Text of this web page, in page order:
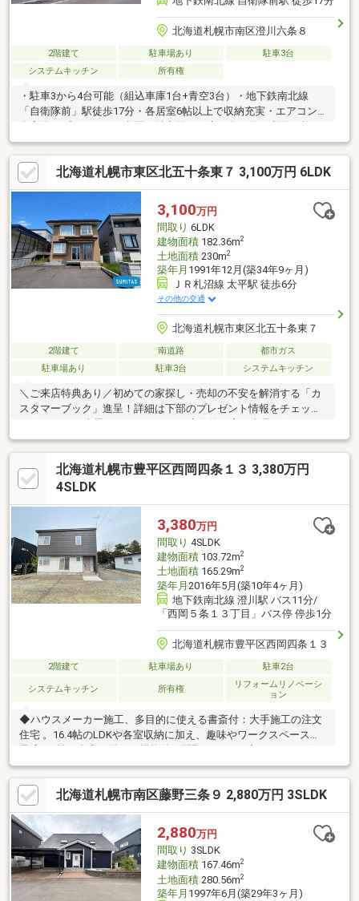
北海道札幌市南区澄川六条８
2階建て 駐車場あり
駐車3台
システムキッチン
所有権
・駐車3から4台可能（組込車庫1台+青空3台）・地下鉄南北線
「自衛隊前」駅徒歩17分・各居室6帖以上で収納充実・エアコン4
台完備・プライベート空間が魅力的なお庭は多目的に利用可能
【令和4年2月リフォーム内容】外壁・屋根塗装、全室・壁天井ク
ロス張替、・フローリング張替、浴室交換 、トイレ交換（１F・
２F）、ガスコンロ交換、畳表替、レンジフード交換、洗面化粧台
交換、暖房パネル交換、CF張替、ボイラー交換（エコジョーズ・
セントラル）、玄関ドア交換 、電動シャッター交換、エアコン
４台新設
北海道札幌市東区北五十条東７ 3,100万円 6LDK
3,100万円
間取り 6LDK
建物面積182.36m2
土地面積230m2
築年月 1991年12月(築34年9ヶ月)
ＪＲ札沼線 太平駅 徒歩6分
その他の交通
北海道札幌市東区北五十条東７
2階建て 南道路
都市ガス
駐車場あり
駐車3台 システムキッチン
＼ご来店特典あり／初めての家探し・売却の不安を解消する「カ
スタマーブック」進呈！詳細は下部のプレゼント情報をチェック
方や新しく事務所をお探しの方におすすめ！■ＪＲ札沼線太平駅
まで徒歩約６分、地下鉄南北線麻生駅も徒歩圏。さらにバス利用
も可能な好立地！■スーパーやコンビニ、ドラッグストアまで徒
歩約５分以内で利便性も高く、将来にわたって安心して暮らせま
は二面採光となっており、日当たり良好！■栄緑小学校、栄中学
校まで徒歩9分と通学も安心。子育て世帯にもおすすめ！
北海道札幌市豊平区西岡四条１３ 3,380万円
4SLDK
3,380万円
間取り 4SLDK
建物面積103.72m2
土地面積165.29m2
築年月 2016年5月(築10年4ヶ月)
地下鉄南北線 澄川駅 バス11分/
「西岡５条１３丁目」バス停 停歩1分
北海道札幌市豊平区西岡四条１３
2階建て 駐車場あり 駐車2台
システムキッチン 所有権
リフォームリノベーシ
ョン
◆ハウスメーカー施工、多目的に使える書斎付：大手施工の注文
住宅 。16.4帖のLDKや各室収納に加え、趣味やワークスペースに
最適な3帖の書斎を備えた機能的な間取りです 。◆オシャレな住
空間：ガスコンロやレンジフード、ボイラー（エコジョーズ）等
の交換に加え、クロス全室張替やエアコン新設など、快適に住み
替えられる内装リフォーム済です 。（2026年6月完成予定）◆最
寄りのバス停まで徒歩1分の好アクセス：バス利用で地下鉄駅への
接続もスムーズ 。コンビニまで徒歩5分、敷地50坪で駐車場もあ
り、利便性と落ち着きを兼ね備えた空き物件です
北海道札幌市南区藤野三条９ 2,880万円 3SLDK
2,880万円
間取り 3SLDK
建物面積167.46m2
土地面積280.56m2
築年月 1997年6月(築29年3ヶ月)